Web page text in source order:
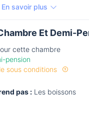
En savoir plus
Et Demi-
cette chambre
pension
sous conditions
pas : Les boissons